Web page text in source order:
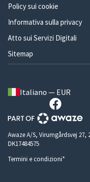
Policy sui cookie
Informativa sulla privacy
Atto sui Servizi Digitali
Sitemap
Italiano — EUR
Awaze A/S, Virumgårdsvej
DK17484575
Termini e condizioni*